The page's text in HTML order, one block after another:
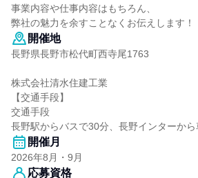
事業内容や仕事内容はもちろん、
弊社の魅力を余すことなくお伝えします！
開催地
長野県長野市松代町西寺尾1763
株式会社清水住建工業
【交通手段】
交通手段
長野駅からバスで30分、長野インターから
開催月
2026年8月・9月
応募資格